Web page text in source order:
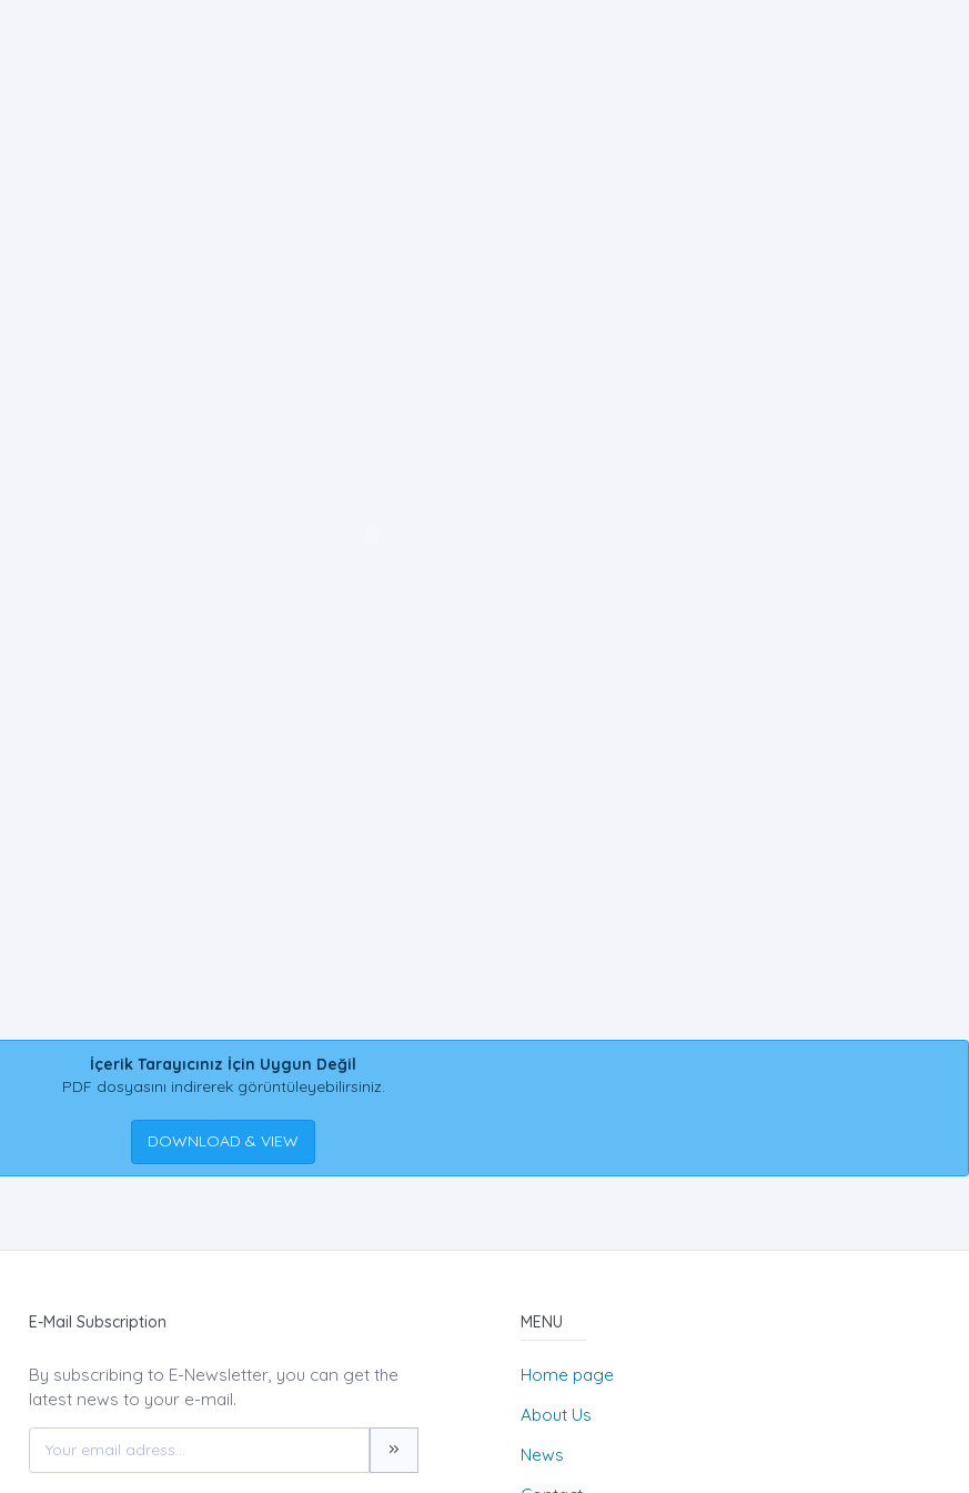
İçerik Tarayıcınız İçin Uygun Değil
PDF dosyasını indirerek görüntüleyebilirsiniz.
DOWNLOAD & VIEW
E-Mail Subscription
By subscribing to E-Newsletter, you can get the
latest news to your e-mail.
MENU
Home page
About Us
News